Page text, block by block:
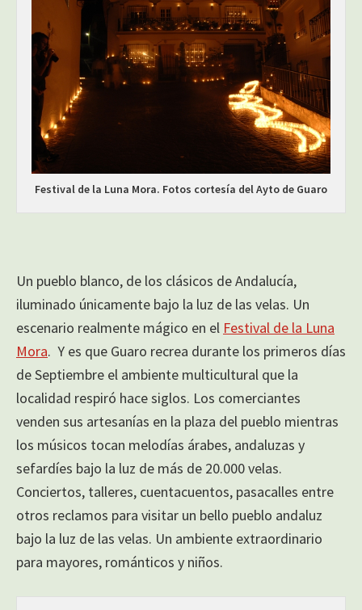
Festival de la Luna Mora. Fotos cortesía del Ayto de Guaro
Un pueblo blanco, de los clásicos de Andalucía,
iluminado únicamente bajo la luz de las velas. Un
escenario realmente mágico en el Festival de la Luna
Mora. Y es que Guaro recrea durante los primeros días
de Septiembre el ambiente multicultural que la
localidad respiró hace siglos. Los comerciantes
venden sus artesanías en la plaza del pueblo mientras
los músicos tocan melodías árabes, andaluzas y
sefardíes bajo la luz de más de 20.000 velas.
Conciertos, talleres, cuentacuentos, pasacalles entre
otros reclamos para visitar un bello pueblo andaluz
bajo la luz de las velas. Un ambiente extraordinario
para mayores, románticos y niños.